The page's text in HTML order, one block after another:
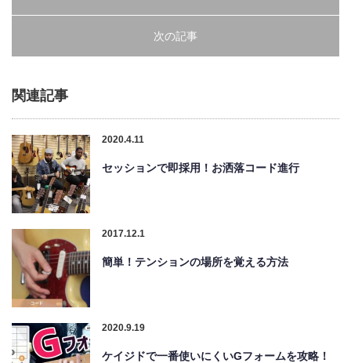
次の記事
関連記事
2020.4.11
セッションで即採用！お洒落コード進行
2017.12.1
簡単！テンションの場所を覚える方法
2020.9.19
ケイジドで一番使いにくいGフォームを攻略！